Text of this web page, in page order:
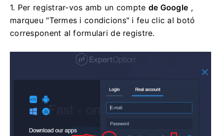
1. Per registrar-vos amb un compte de Google ,
marqueu "Termes i condicions" i feu clic al botó
corresponent al formulari de registre.